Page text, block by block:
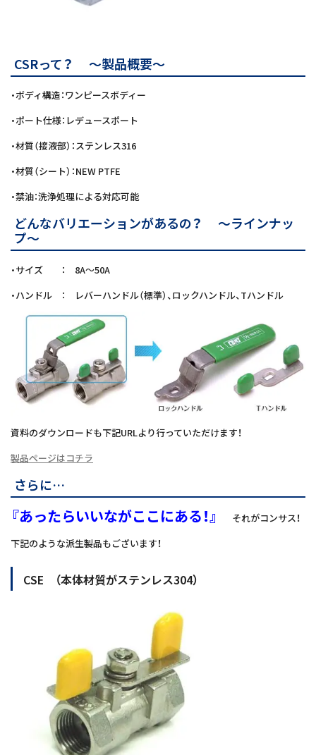
CSRって？ ～製品概要～
・ボディ構造：ワンピースボディー
・ポート仕様：レデュースポート
・材質（接液部）：ステンレス316
・材質（シート）：NEW PTFE
・禁油：洗浄処理による対応可能
どんなバリエーションがあるの？ ～ラインナッ
プ～
・サイズ ： 8A～50A
・ハンドル ： レバーハンドル（標準）、ロックハンドル、Tハンドル
資料のダウンロードも下記URLより行っていただけます！
製品ページはコチラ
さらに…
『あったらいいながここにある！』
それがコンサス！
下記のような派生製品もございます！
CSE （本体材質がステンレス304）